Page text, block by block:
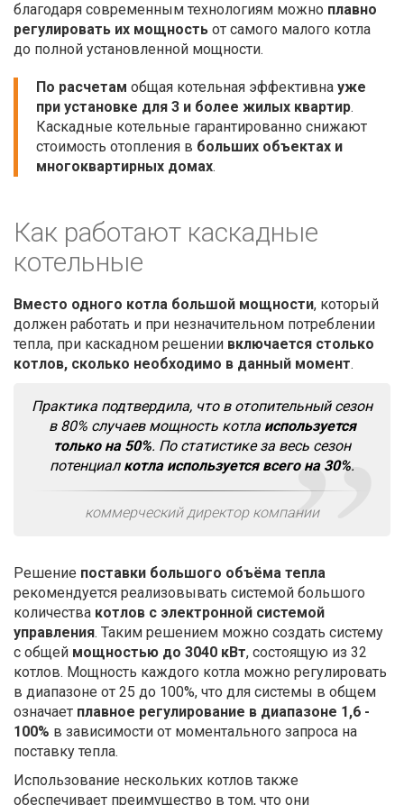
благодаря современным технологиям можно плавно
регулировать их мощность от самого малого котла
до полной установленной мощности.
По расчетам общая котельная эффективна уже
при установке для 3 и более жилых квартир.
Каскадные котельные гарантированно снижают
стоимость отопления в больших объектах и
многоквартирных домах.
Как работают каскадные
котельные
Вместо одного котла большой мощности, который
должен работать и при незначительном потреблении
тепла, при каскадном решении включается столько
котлов, сколько необходимо в данный момент.
Практика подтвердила, что в отопительный сезон
в 80% случаев мощность котла используется
только на 50%. По статистике за весь сезон
потенциал котла используется всего на 30%.
коммерческий директор компании
Решение поставки большого объёма тепла
рекомендуется реализовывать системой большого
количества котлов с электронной системой
управления. Таким решением можно создать систему
с общей мощностью до 3040 кВт, состоящую из 32
котлов. Мощность каждого котла можно регулировать
в диапазоне от 25 до 100%, что для системы в общем
означает плавное регулирование в диапазоне 1,6 -
100% в зависимости от моментального запроса на
поставку тепла.
Использование нескольких котлов также
обеспечивает преимущество в том, что они